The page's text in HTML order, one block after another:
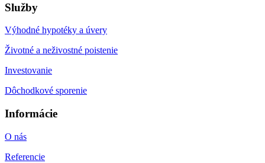
Služby
Výhodné hypotéky a úvery
Životné a neživostné poistenie
Investovanie
Dôchodkové sporenie
Informácie
O nás
Referencie